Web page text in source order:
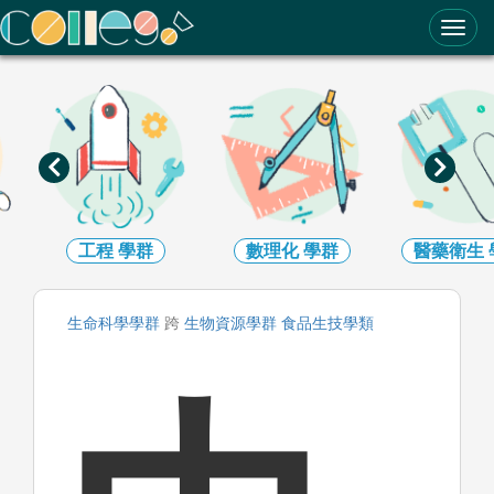
ColleGo! 大學選才與高中育才輔助系統
數理化學群 醫藥衛生學群 生命科學
生命科學學群 跨 生物資源學群 食品生技學類